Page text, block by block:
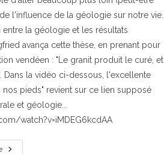
l'influence de la géologie sur notre vie.
entre la géologie et les résultats
avança cette thèse, en prenant pour
vendéen : "Le granit produit le curé, et
Dans la vidéo ci-dessous, l'excellente
nos pieds" revient sur ce lien supposé
et géologie...
watch?v=iMDEG6kcdAA
Le